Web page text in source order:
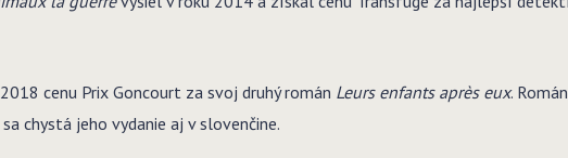
cenu Prix Goncourt za svoj druhý román Leurs enfants après eux.
chystá jeho vydanie aj v slovenčine.